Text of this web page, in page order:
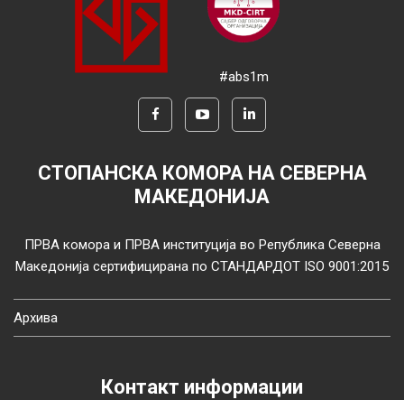
#abs1m
СТОПАНСКА КОМОРА НА СЕВЕРНА
МАКЕДОНИЈА
ПРВА комора и ПРВА институција во Република Северна
Македонија сертифицирана по СТАНДАРДОТ ISO 9001:2015
Архива
Контакт информации